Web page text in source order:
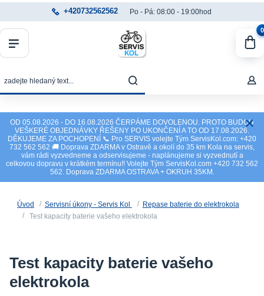
OD 05.08.2026 - DO 16.08.2026 ČERPÁME DOVOLENOU. PROTO BUDOU
VEŠKERÉ OBJEDNÁVKY ŘEŠENY PO UKONČENÍ A TO OD 17.08.2026.
DĚKUJEME ZA POCHOPENÍ 📞 Pro SERVIS volejte Tým ServisKol.com: +420
732 562 562 🚚 Doprava ZDARMA v Ostravě a okolí do 35 km Kola na servis,
vám rádi vyzvedneme a odservisujeme - naplánujeme si vyzvednutí a
celkovou dopravu v krátkém termínu!! Volejte Tým ServisKol.com +420 732 562
562. Doprava ZDARMA OSTRAVA + OKRUH 35KM.
+420732562562 Po - Pá: 08:00 - 19:00hod
0
Úvod Servisní úkony - Servis Kol
Repase baterie do elektrokola
Test kapacity baterie vašeho elektrokola
Test kapacity baterie vašeho
elektrokola